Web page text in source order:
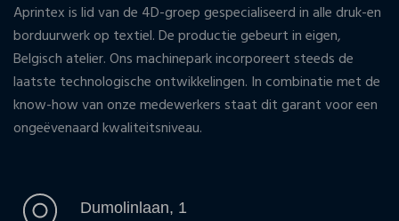
Aprintex is lid van de 4D-groep gespecialiseerd in alle druk-en
borduurwerk op textiel. De productie gebeurt in eigen,
Belgisch atelier. Ons machinepark incorporeert steeds de
laatste technologische ontwikkelingen. In combinatie met de
know-how van onze medewerkers staat dit garant voor een
ongeëvenaard kwaliteitsniveau.
Dumolinlaan, 1